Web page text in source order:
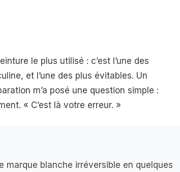
le plus utilisé : c’est l’une des
et l’une des plus évitables. Un
m’a posé une question simple :
« C’est là votre erreur. »
marque blanche irréversible en quelques